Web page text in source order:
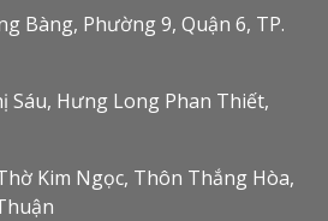
Bàng, Phường 9, Quận 6, TP.
Sáu, Hưng Long Phan Thiết,
Kim Ngọc, Thôn Thắng Hòa,